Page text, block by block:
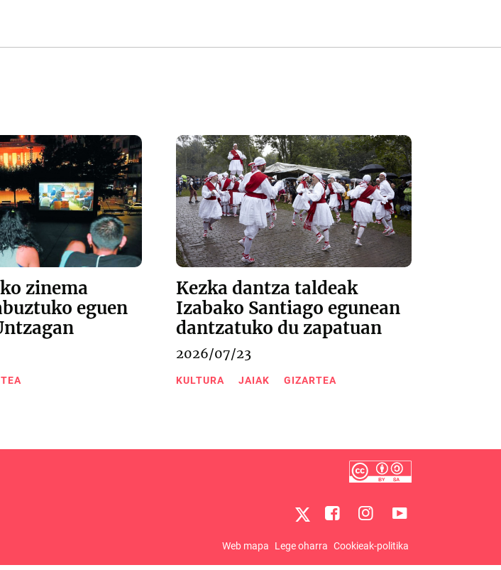
zinema
eguen
Kezka dantza taldeak
Izabako Santiago egunean
dantzatuko du zapatuan
2026/07/23
KULTURA JAIAK GIZARTEA
Web mapa Lege oharra Cookieak-politika